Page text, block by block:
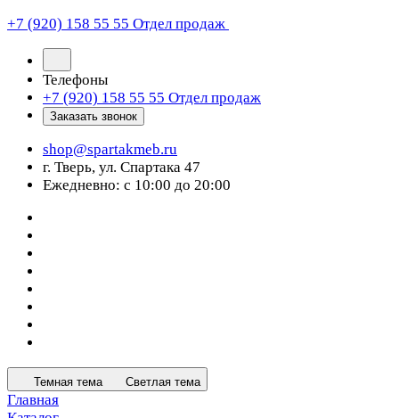
+7 (920) 158 55 55 Отдел продаж
Телефоны
+7 (920) 158 55 55 Отдел продаж
Заказать звонок
shop@spartakmeb.ru
г. Тверь, ул. Спартака 47
Ежедневно: с 10:00 до 20:00
Темная тема Светлая тема
Главная